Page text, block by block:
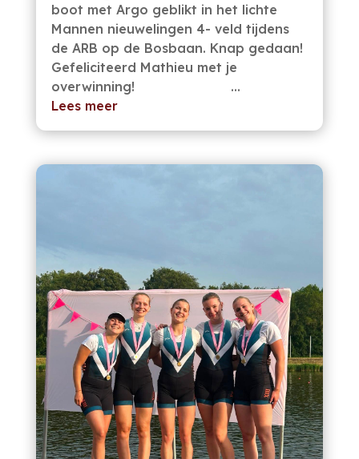
boot met Argo geblikt in het lichte
Mannen nieuwelingen 4- veld tijdens
de ARB op de Bosbaan. Knap gedaan!
Gefeliciteerd Mathieu met je
overwinning! ...
Lees meer